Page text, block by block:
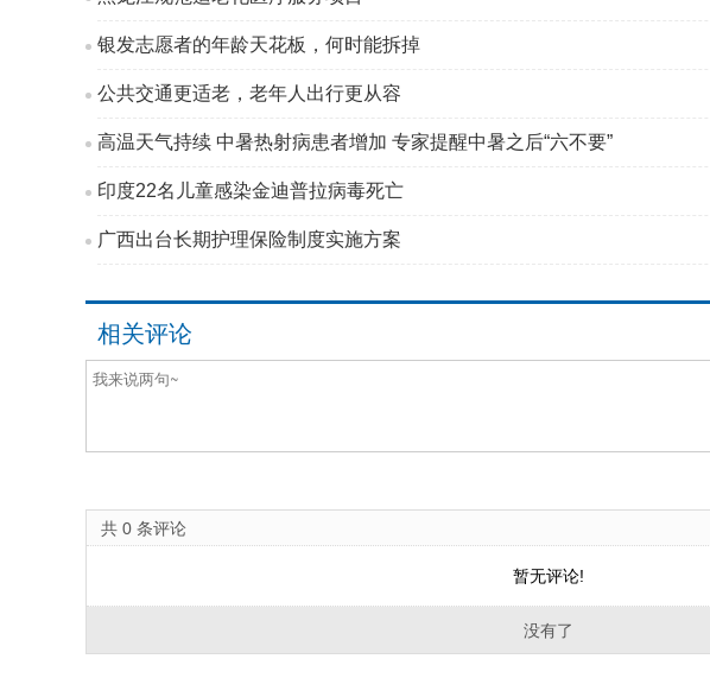
银发志愿者的年龄天花板，何时能拆掉
公共交通更适老，老年人出行更从容
高温天气持续 中暑热射病患者增加 专家提醒中暑之后“六不要”
印度22名儿童感染金迪普拉病毒死亡
广西出台长期护理保险制度实施方案
相关评论
共 0 条评论
暂无评论!
没有了